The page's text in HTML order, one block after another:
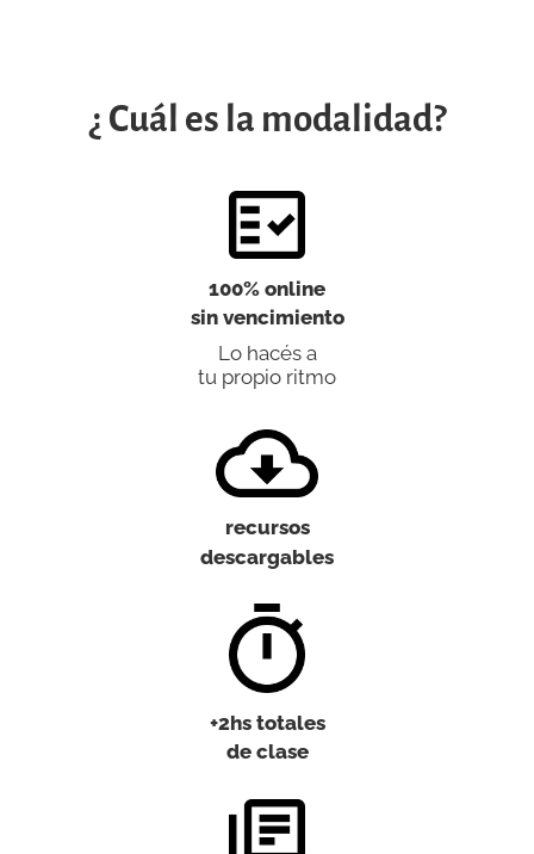
¿ Cuál es la modalidad?
100% online
sin vencimiento
Lo hacés a
tu propio ritmo
recursos
descargables
+2hs totales
de clase